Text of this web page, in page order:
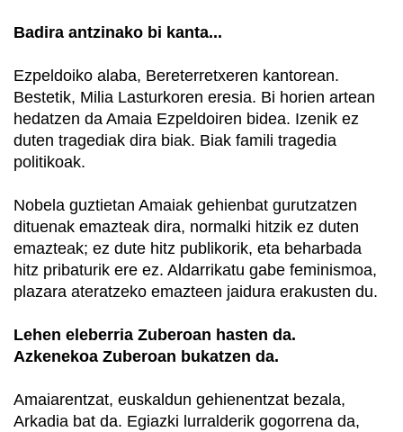
Badira antzinako bi kanta...
Ezpeldoiko alaba, Bereterretxeren kantorean.
Bestetik, Milia Lasturkoren eresia. Bi horien artean
hedatzen da Amaia Ezpeldoiren bidea. Izenik ez
duten tragediak dira biak. Biak famili tragedia
politikoak.
Nobela guztietan Amaiak gehienbat gurutzatzen
dituenak emazteak dira, normalki hitzik ez duten
emazteak; ez dute hitz publikorik, eta beharbada
hitz pribaturik ere ez. Aldarrikatu gabe feminismoa,
plazara ateratzeko emazteen jaidura erakusten du.
Lehen eleberria Zuberoan hasten da.
Azkenekoa Zuberoan bukatzen da.
Amaiarentzat, euskaldun gehienentzat bezala,
Arkadia bat da. Egiazki lurralderik gogorrena da,